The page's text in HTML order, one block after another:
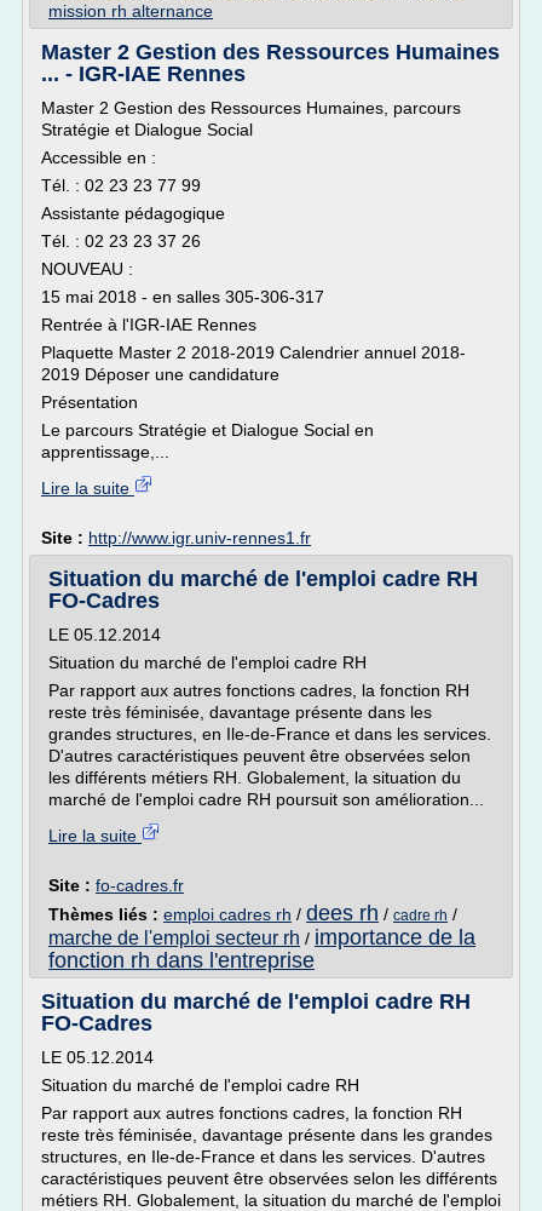
mission rh alternance
Master 2 Gestion des Ressources Humaines
... - IGR-IAE Rennes
Master 2 Gestion des Ressources Humaines, parcours
Stratégie et Dialogue Social
Accessible en :
Tél. : 02 23 23 77 99
Assistante pédagogique
Tél. : 02 23 23 37 26
NOUVEAU :
15 mai 2018 - en salles 305-306-317
Rentrée à l'IGR-IAE Rennes
Plaquette Master 2 2018-2019 Calendrier annuel 2018-
2019 Déposer une candidature
Présentation
Le parcours Stratégie et Dialogue Social en
apprentissage,...
Lire la suite
Site : http://www.igr.univ-rennes1.fr
Situation du marché de l'emploi cadre RH
FO-Cadres
LE 05.12.2014
Situation du marché de l'emploi cadre RH
Par rapport aux autres fonctions cadres, la fonction RH
reste très féminisée, davantage présente dans les
grandes structures, en Ile-de-France et dans les services.
D'autres caractéristiques peuvent être observées selon
les différents métiers RH. Globalement, la situation du
marché de l'emploi cadre RH poursuit son amélioration...
Lire la suite
Site : fo-cadres.fr
Thèmes liés : emploi cadres rh / dees rh / cadre rh /
marche de l'emploi secteur rh / importance de la
fonction rh dans l'entreprise
Situation du marché de l'emploi cadre RH
FO-Cadres
LE 05.12.2014
Situation du marché de l'emploi cadre RH
Par rapport aux autres fonctions cadres, la fonction RH
reste très féminisée, davantage présente dans les grandes
structures, en Ile-de-France et dans les services. D'autres
caractéristiques peuvent être observées selon les différents
métiers RH. Globalement, la situation du marché de l'emploi